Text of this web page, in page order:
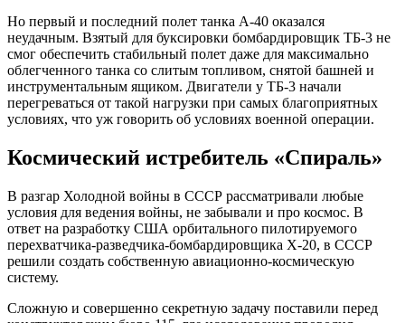
Но первый и последний полет танка А-40 оказался
неудачным. Взятый для буксировки бомбардировщик ТБ-3 не
смог обеспечить стабильный полет даже для максимально
облегченного танка со слитым топливом, снятой башней и
инструментальным ящиком. Двигатели у ТБ-3 начали
перегреваться от такой нагрузки при самых благоприятных
условиях, что уж говорить об условиях военной операции.
Космический истребитель «Спираль»
В разгар Холодной войны в СССР рассматривали любые
условия для ведения войны, не забывали и про космос. В
ответ на разработку США орбитального пилотируемого
перехватчика-разведчика-бомбардировщика X-20, в СССР
решили создать собственную авиационно-космическую
систему.
Сложную и совершенно секретную задачу поставили перед